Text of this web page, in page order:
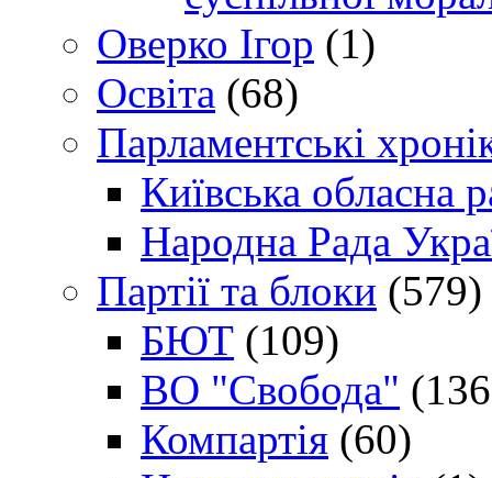
Оверко Ігор (1)
Освіта (68)
Парламентські
Київська обласна
Народна Рада
Партії та блоки (579)
БЮТ (109)
ВО "Свобода"
Компартія (60)